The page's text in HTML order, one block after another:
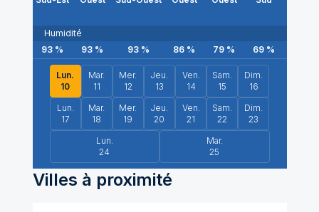
Humidité
93 % 93 % 93% 86 % 79 % 69 %
Lun.
10
Mar.
11
Mer.
12
Jeu.
13
Ven.
14
Sam.
15
Dim.
16
Lun.
17
Mar.
18
Mer.
19
Jeu.
20
Ven.
21
Sam.
22
Dim.
23
Lun.
24
Mar.
25
Villes à proximité